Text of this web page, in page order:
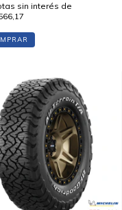
sin interés de